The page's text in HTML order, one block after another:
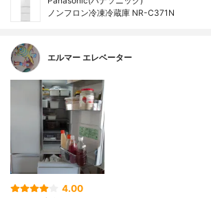
ノンフロン冷凍冷蔵庫 NR-C371N
エルマー エレベーター
4.00